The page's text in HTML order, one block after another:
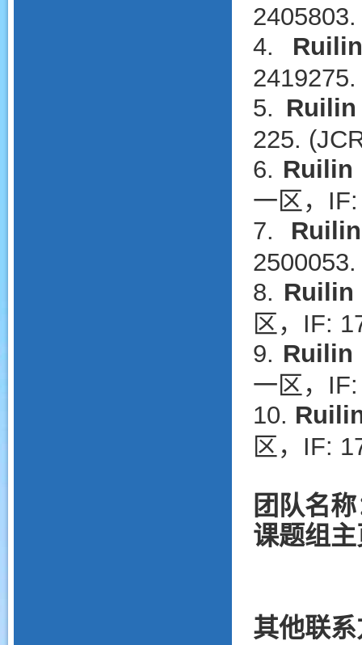
4.
5.
225.
6. Ruilin
一区，
7.
8. Ruilin
区，IF:
9. Ruilin
一区，
10.
区，IF:
团队名
课题组
其他联